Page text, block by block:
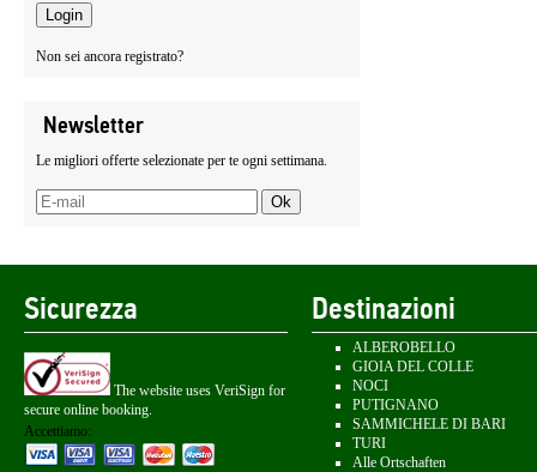
Non sei ancora registrato?
Newsletter
Le migliori offerte selezionate per te ogni settimana.
Sicurezza
The website uses VeriSign for
secure online booking.
Accettiamo:
Destinazioni
ALBEROBELLO
GIOIA DEL COLLE
NOCI
PUTIGNANO
SAMMICHELE DI BARI
TURI
Alle Ortschaften